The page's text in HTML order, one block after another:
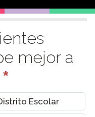
mejor a
*
Escolar